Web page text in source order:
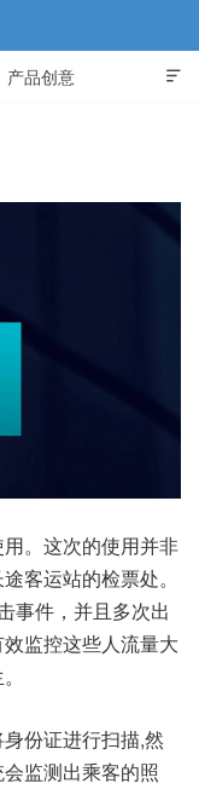

产品创意
。这次的使用并非
客运站的检票处。
事件，并且多次出
监控这些人流量大
份证进行扫描,然
监测出乘客的照